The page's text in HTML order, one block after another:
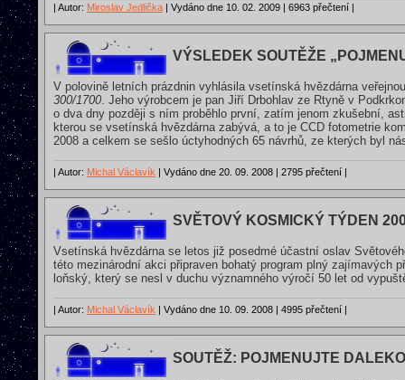
| Autor: Miroslav Jedlička | Vydáno dne 10. 02. 2009 | 6963 přečtení |
VÝSLEDEK SOUTĚŽE
V polovině letních prázdnin vyhlásila vsetínská hvězdárna
300/1700. Jeho výrobcem je pan Jiří Drbohlav ze Rtyně v
o dva dny později s ním proběhlo první, zatím jenom zkušební,
kterou se vsetínská hvězdárna zabývá, a to je CCD fotometrie
2008 a celkem se sešlo úctyhodných 65 návrhů, ze kterých byl
| Autor: Michal Václavík | Vydáno dne 20. 09. 2008 | 2795 přečtení |
SVĚTOVÝ KOSMICKÝ TÝDEN
Vsetínská hvězdárna se letos již posedmé účastní oslav
této mezinárodní akci připraven bohatý program plný zajímavých
loňský, který se nesl v duchu významného výročí 50 let od
| Autor: Michal Václavík | Vydáno dne 10. 09. 2008 | 4995 přečtení |
SOUTĚŽ: POJMENUJTE